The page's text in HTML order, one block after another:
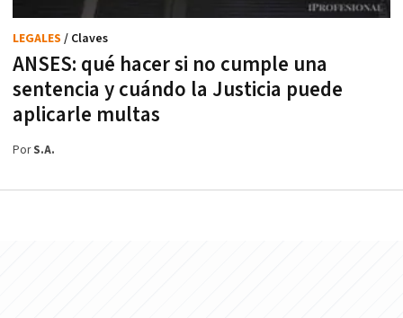
ANSES: qué hacer si no cumple una
sentencia y cuándo la Justicia puede
aplicarle multas
LEGALES / Claves
PorS.A.